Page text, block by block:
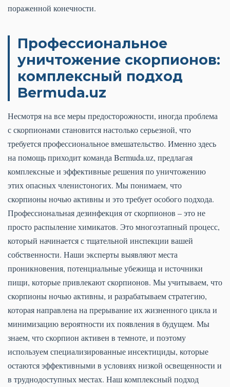
пораженной конечности.
Профессиональное
уничтожение скорпионов:
комплексный подход
Bermuda.uz
Несмотря на все меры предосторожности, иногда проблема
с скорпионами становится настолько серьезной, что
требуется профессиональное вмешательство. Именно здесь
на помощь приходит команда Bermuda.uz, предлагая
комплексные и эффективные решения по уничтожению
этих опасных членистоногих. Мы понимаем, что
скорпионы ночью активны и это требует особого подхода.
Профессиональная дезинфекция от скорпионов – это не
просто распыление химикатов. Это многоэтапный процесс,
который начинается с тщательной инспекции вашей
собственности. Наши эксперты выявляют места
проникновения, потенциальные убежища и источники
пищи, которые привлекают скорпионов. Мы учитываем, что
скорпионы ночью активны, и разрабатываем стратегию,
которая направлена на прерывание их жизненного цикла и
минимизацию вероятности их появления в будущем. Мы
знаем, что скорпион активен в темноте, и поэтому
используем специализированные инсектициды, которые
остаются эффективными в условиях низкой освещенности и
в труднодоступных местах. Наш комплексный подход